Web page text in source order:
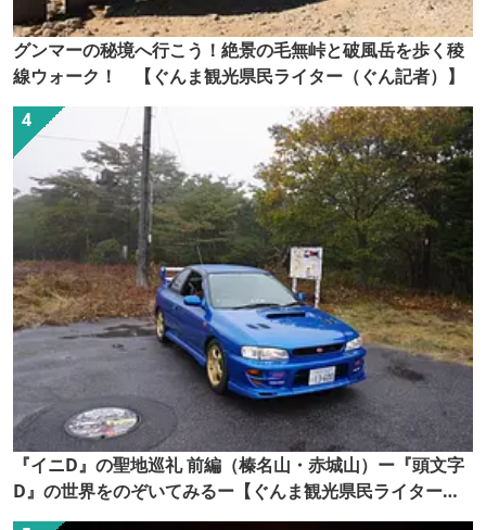
グンマーの秘境へ行こう！絶景の毛無峠と破風岳を歩く稜
線ウォーク！ 【ぐんま観光県民ライター（ぐん記者）】
『イニD』の聖地巡礼 前編（榛名山・赤城山）ー『頭文字
D』の世界をのぞいてみるー【ぐんま観光県民ライター
（ぐん記者）】